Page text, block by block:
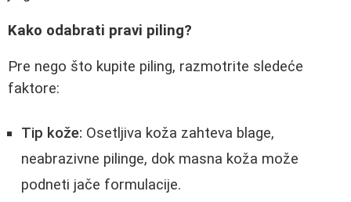
Kako odabrati pravi piling?
Pre nego što kupite piling, razmotrite sledeće
faktore:
Tip kože: Osetljiva koža zahteva blage,
neabrazivne pilinge, dok masna koža može
podneti jače formulacije.